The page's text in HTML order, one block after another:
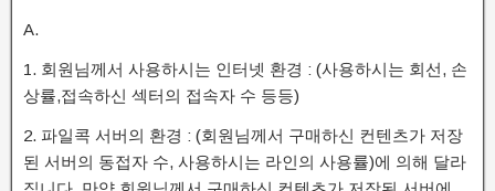
A.
1. 회원님께서 사용하시는 인터넷 환경 : (사용하시는 회선, 손
상률,접속하신 섹터의 접속자 수 등등)
2. 파일콕 서버의 환경 : (회원님께서 구매하신 컨텐츠가 저장
된 서버의 동접자 수, 사용하시는 라인의 사용률)에 의해 달라